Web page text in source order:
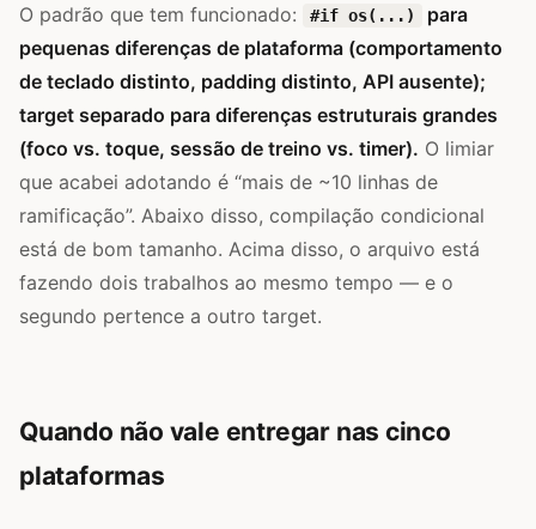
O padrão que tem funcionado: #if os(...)
para
pequenas diferenças de plataforma (comportamento
de teclado distinto, padding distinto, API ausente);
target separado para diferenças estruturais grandes
(foco vs. toque, sessão de treino vs. timer). O limiar
que acabei adotando é “mais de ~10 linhas de
ramificação”. Abaixo disso, compilação condicional
está de bom tamanho. Acima disso, o arquivo está
fazendo dois trabalhos ao mesmo tempo — e o
segundo pertence a outro target.
Quando não vale entregar nas cinco
plataformas